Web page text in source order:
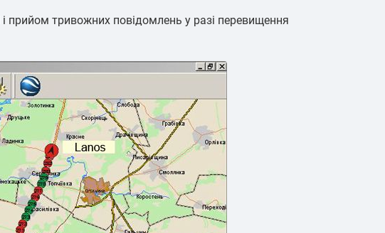
прийом тривожних повідомлень у разі перевищення